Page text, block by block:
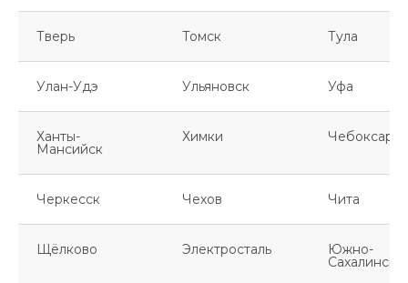
Тверь Томск Тула
Улан-Удэ Ульяновск Уфа
Ханты-
Мансийск
Химки Чебоксары
Черкесск Чехов Чита
Щёлково Электросталь Южно-
Сахалинск